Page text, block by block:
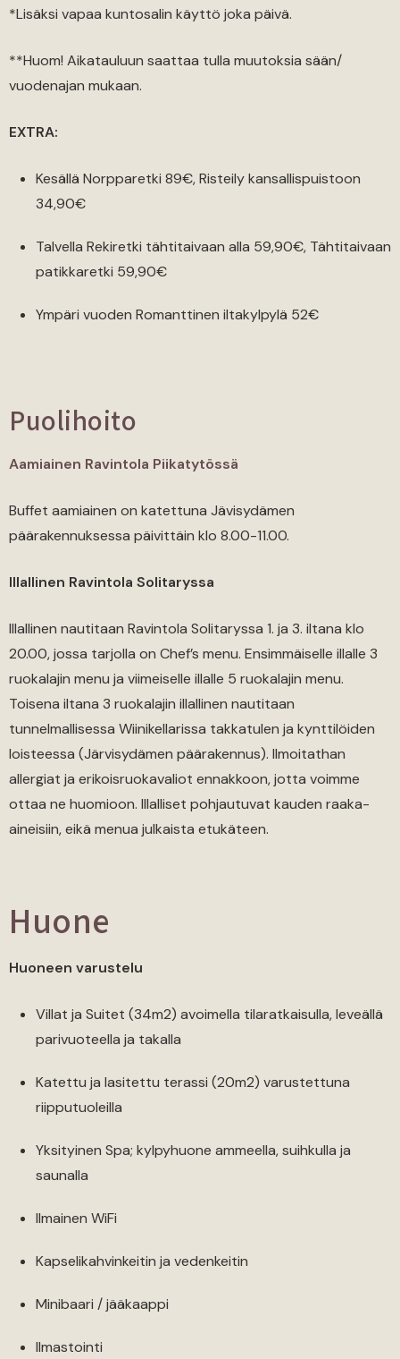
*Lisäksi vapaa kuntosalin käyttö joka päivä.
**Huom! Aikatauluun saattaa tulla muutoksia sään/
vuodenajan mukaan.
EXTRA:
Kesällä Norpparetki 89€, Risteily kansallispuistoon
34,90€
Talvella Rekiretki tähtitaivaan alla 59,90€, Tähtitaivaan
patikkaretki 59,90€
Ympäri vuoden Romanttinen iltakylpylä 52€
Puolihoito
Aamiainen Ravintola Piikatytössä
Buffet aamiainen on katettuna Jävisydämen
päärakennuksessa päivittäin klo 8.00-11.00.
Illallinen Ravintola Solitaryssa
Illallinen nautitaan Ravintola Solitaryssa 1. ja 3. iltana klo
20.00, jossa tarjolla on Chef’s menu. Ensimmäiselle illalle 3
ruokalajin menu ja viimeiselle illalle 5 ruokalajin menu.
Toisena iltana 3 ruokalajin illallinen nautitaan
tunnelmallisessa Wiinikellarissa takkatulen ja kynttilöiden
loisteessa (Järvisydämen päärakennus). Ilmoitathan
allergiat ja erikoisruokavaliot ennakkoon, jotta voimme
ottaa ne huomioon. Illalliset pohjautuvat kauden raaka-
aineisiin, eikä menua julkaista etukäteen.
Huone
Huoneen varustelu
Villat ja Suitet (34m2) avoimella tilaratkaisulla, leveällä
parivuoteella ja takalla
Katettu ja lasitettu terassi (20m2) varustettuna
riipputuoleilla
Yksityinen Spa; kylpyhuone ammeella, suihkulla ja
saunalla
Ilmainen WiFi
Kapselikahvinkeitin ja vedenkeitin
Minibaari / jääkaappi
Ilmastointi